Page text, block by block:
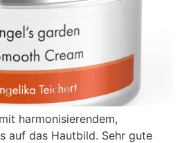
harmonisierendem,
auf das Hautbild. Sehr gute